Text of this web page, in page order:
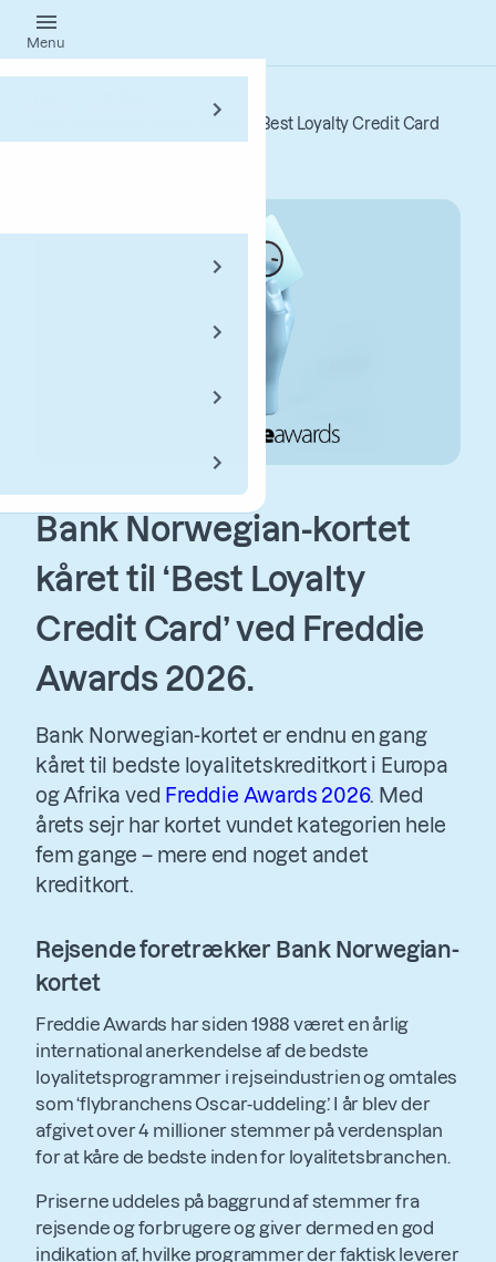
Gå
til
Menu
Bank Norwegian-kortet kåret til Best Loyalty Credit Card
Bank Norwegian-kortet
kåret til ‘Best Loyalty
Credit Card’ ved Freddie
Awards 2026.
Bank Norwegian-kortet er endnu en gang
kåret til bedste loyalitetskreditkort i Europa
og Afrika ved Freddie Awards 2026. Med
årets sejr har kortet vundet kategorien hele
fem gange – mere end noget andet
kreditkort.
Rejsende foretrækker Bank Norwegian-
kortet
Freddie Awards har siden 1988 været en årlig
international anerkendelse af de bedste
loyalitetsprogrammer i rejseindustrien og omtales
som ‘flybranchens Oscar-uddeling’. I år blev der
afgivet over 4 millioner stemmer på verdensplan
for at kåre de bedste inden for loyalitetsbranchen.
Priserne uddeles på baggrund af stemmer fra
rejsende og forbrugere og giver dermed en god
indikation af, hvilke programmer der faktisk leverer